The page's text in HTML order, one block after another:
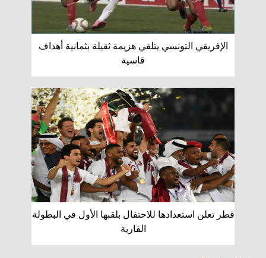
الإفريقي التونسي يتلقي هزيمة ثقيلة بثمانية أهداف
قاسية
قطر تعلن استعدادها للاحتفال بلقبها الأول في البطولة
القارية